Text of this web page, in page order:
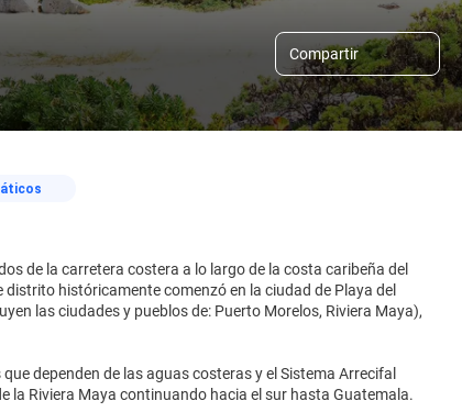
Compartir
de la carretera costera a lo largo de la costa caribeña del
históricamente comenzó en la ciudad de Playa del
las ciudades y pueblos de: Puerto Morelos, Riviera Maya),
dependen de las aguas costeras y el Sistema Arrecifal
la Riviera Maya continuando hacia el sur hasta Guatemala.